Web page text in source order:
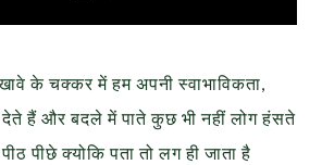
के चक्कर में हम अपनी स्वाभाविकता,
देते हैं और बदले में पाते कुछ भी नहीं लोग हंसते
पीछे क्योकि पता तो लग ही जाता है